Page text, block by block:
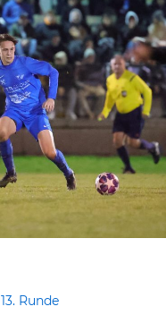
13. Runde